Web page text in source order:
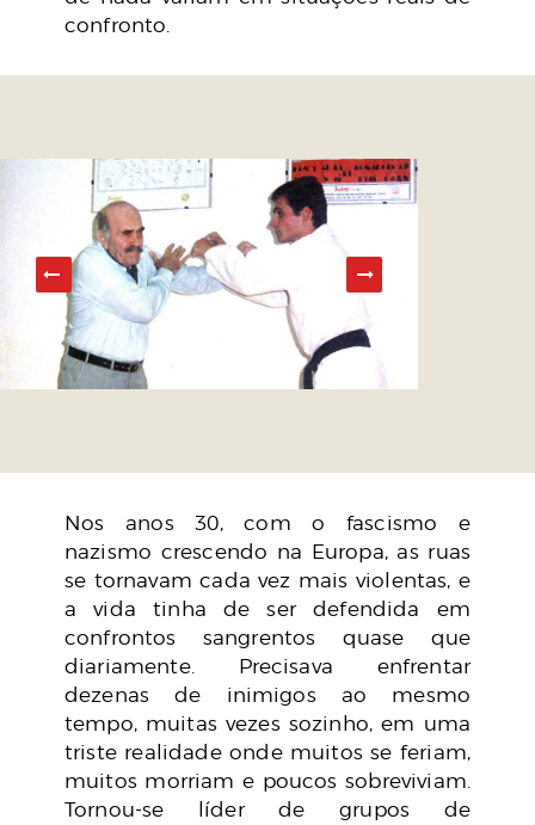
confronto.
Nos anos 30, com o fascismo e
nazismo crescendo na Europa, as ruas
se tornavam cada vez mais violentas, e
a vida tinha de ser defendida em
confrontos sangrentos quase que
diariamente. Precisava enfrentar
dezenas de inimigos ao mesmo
tempo, muitas vezes sozinho, em uma
triste realidade onde muitos se feriam,
muitos morriam e poucos sobreviviam.
Tornou-se líder de grupos de